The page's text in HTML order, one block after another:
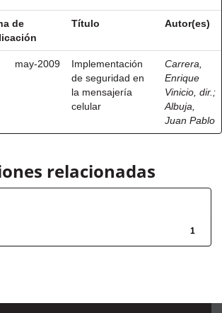
de
Título Autor(es)
may-2009
Implementación
de seguridad en
la mensajería
celular
Carrera,
Enrique
Vinicio, dir. ;
Albuja,
Juan Pablo
relacionadas
1